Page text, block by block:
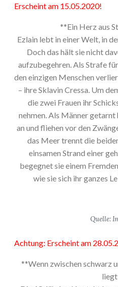
Erscheint am 15.05.2020!
**Ein Herz aus
Ezlain lebt in einer Welt, in
Doch das hält sie nicht
aufzubegehren. Als Strafe
den einzigen Menschen
– ihre Sklavin Cressa. Um
die zwei Frauen ihr
nehmen. Als Männer getarnt
an und fliehen vor den
das Meer trennt die
einsamen Strand einer
begegnet sie einem
wie sie sich ihr ganzes
Quelle:
Achtung: Erscheint am
**Wenn zwischen schwarz